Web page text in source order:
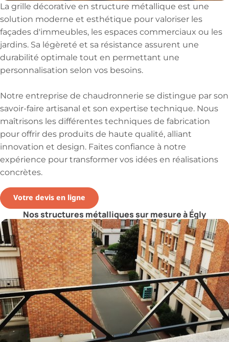
La grille décorative en structure métallique est une
solution moderne et esthétique pour valoriser les
façades d'immeubles, les espaces commerciaux ou les
jardins. Sa légèreté et sa résistance assurent une
durabilité optimale tout en permettant une
personnalisation selon vos besoins.
Notre entreprise de chaudronnerie se distingue par son
savoir-faire artisanal et son expertise technique. Nous
maîtrisons les différentes techniques de fabrication
pour offrir des produits de haute qualité, alliant
innovation et design. Faites confiance à notre
expérience pour transformer vos idées en réalisations
concrètes.
Votre devis en ligne
Nos structures métalliques sur mesure à Égly